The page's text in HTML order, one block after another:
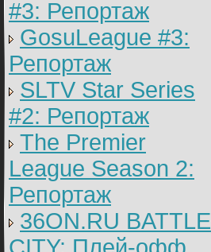
#3: Репортаж
GosuLeague #3:
Репортаж
SLTV Star Series
#2: Репортаж
The Premier
League Season 2:
Репортаж
36ON.RU BATTLE